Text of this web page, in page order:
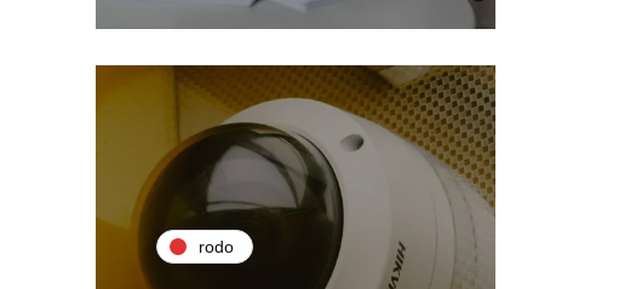
rodo